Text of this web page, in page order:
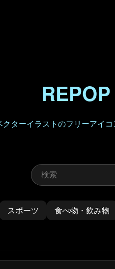
ターイラストのフリーアイ
スポーツ 食べ物・飲み物